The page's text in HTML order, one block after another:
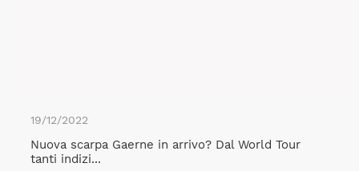
19/12/2022
Nuova scarpa Gaerne in arrivo? Dal World Tour
tanti indizi...